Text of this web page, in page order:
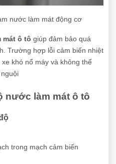
nước làm mát động cơ
mát ô tô giúp đảm bảo quá
Trường hợp lỗi cảm biến nhiệt
khó nổ máy và không thể
nước làm mát ô tô
trong mạch cảm biến